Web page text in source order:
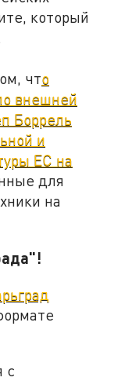
который
что
внешней
Боррель
и
ЕС на
для
на
с